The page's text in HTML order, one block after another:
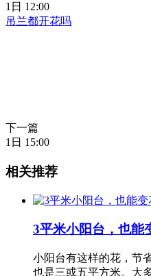
1日 12:00
吊兰都开花吗
下一篇
1日 15:00
相关推荐
3平米小阳台，也能
小阳台有这样的花，节
也是三或五平方米。大